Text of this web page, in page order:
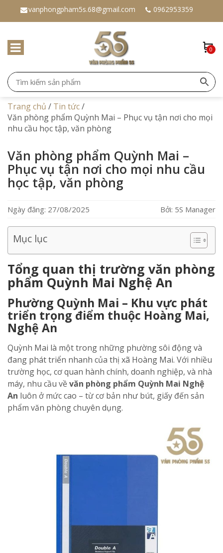
vanphongpham5s.68@gmail.com 0962953359
0
Trang chủ / Tin tức/
Văn phòng phẩm Quỳnh Mai – Phục vụ tận nơi cho mọi
nhu cầu học tập, văn phòng
Văn phòng phẩm Quỳnh Mai –
Phục vụ tận nơi cho mọi nhu cầu
học tập, văn phòng
Ngày đăng: 27/08/2025 Bởi: 5S Manager
Mục lục
Tổng quan thị trường văn phòng
phẩm Quỳnh Mai Nghệ An
Phường Quỳnh Mai – Khu vực phát
triển trọng điểm thuộc Hoàng Mai,
Nghệ An
Quỳnh Mai là một trong những phường sôi động và
đang phát triển nhanh của thị xã Hoàng Mai. Với nhiều
trường học, cơ quan hành chính, doanh nghiệp, và nhà
máy, nhu cầu vềvăn phòng phẩm Quỳnh Mai Nghệ
An luôn ở mức cao – từ cơ bản như bút, giấy đến sản
phẩm văn phòng chuyên dụng.